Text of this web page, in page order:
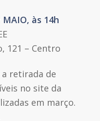
MAIO, às 14h
121 – Centro
retirada de
no site da
em março.